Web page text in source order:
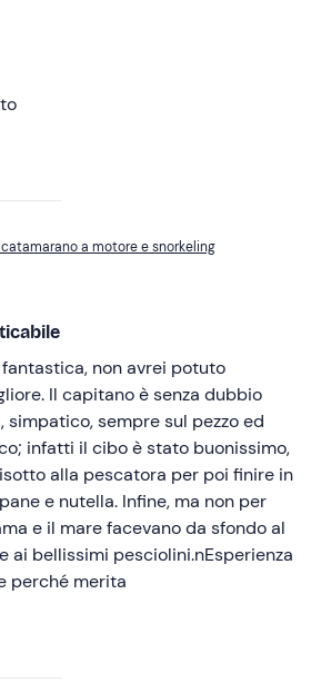
a motore e snorkeling
non avrei potuto
Il capitano è senza dubbio
simpatico, sempre sul pezzo ed
infatti il cibo è stato buonissimo,
alla pescatora per poi finire in
e nutella. Infine, ma non per
e il mare facevano da sfondo al
ai bellissimi pesciolini.nEsperienza
perché merita